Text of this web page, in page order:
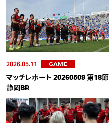
2026.05.11 GAME
マッチレポート 20260509 第18節
静岡BR